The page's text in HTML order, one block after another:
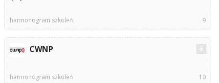
harmonogram szkoleń 9
CWNP
harmonogram szkoleń 10